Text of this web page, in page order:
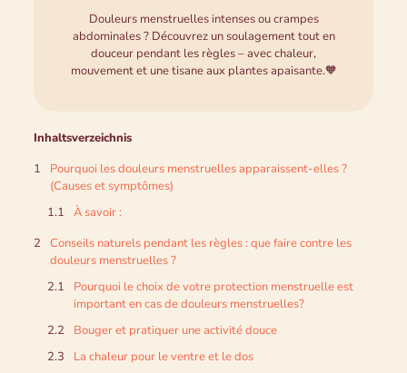
Douleurs menstruelles intenses ou crampes
abdominales ? Découvrez un soulagement tout en
douceur pendant les règles – avec chaleur,
mouvement et une tisane aux plantes apaisante.🧡
Inhaltsverzeichnis
Pourquoi les douleurs menstruelles apparaissent-elles ?
(Causes et symptômes)
À savoir :
Conseils naturels pendant les règles : que faire contre les
douleurs menstruelles ?
Pourquoi le choix de votre protection menstruelle est
important en cas de douleurs menstruelles?
Bouger et pratiquer une activité douce
La chaleur pour le ventre et le dos